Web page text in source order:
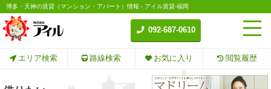
博多・天神の賃貸（マンション・アパート）情報 - アイル賃貸-福岡
092-687-0610
エリア検索 路線検索 お気に入り 閲覧履歴